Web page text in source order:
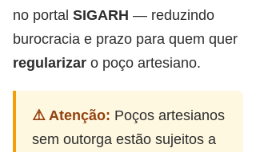
no portal SIGARH — reduzindo
burocracia e prazo para quem quer
regularizar o poço artesiano.
⚠️ Atenção: Poços artesianos
sem outorga estão sujeitos a